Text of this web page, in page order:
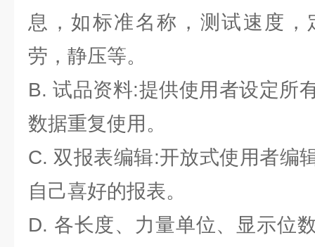
息，如标准名称，测试速度
劳，静压等。
B. 试品资料:提供使用者设定所
数据重复使用。
C. 双报表编辑:开放式使用者编
自己喜好的报表。
D. 各长度、力量单位、显示位